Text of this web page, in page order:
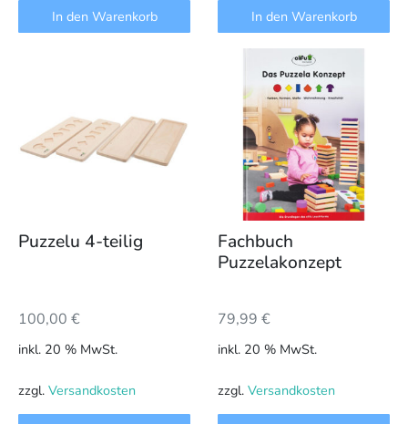
In den Warenkorb In den Warenkorb
Puzzelu 4-teilig
100,00 €
inkl. 20 % MwSt.
zzgl. Versandkosten
Fachbuch
Puzzelakonzept
79,99 €
inkl. 20 % MwSt.
zzgl. Versandkosten